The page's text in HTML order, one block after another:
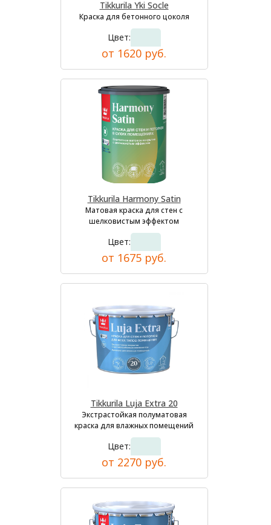
Tikkurila Yki Socle
Краска для бетонного цоколя
Цвет:
от 1620 руб.
Tikkurila Harmony Satin
Матовая краска для стен с
шелковистым эффектом
Цвет:
от 1675 руб.
Tikkurila Luja Extra 20
Экстрастойкая полуматовая
краска для влажных помещений
Цвет:
от 2270 руб.